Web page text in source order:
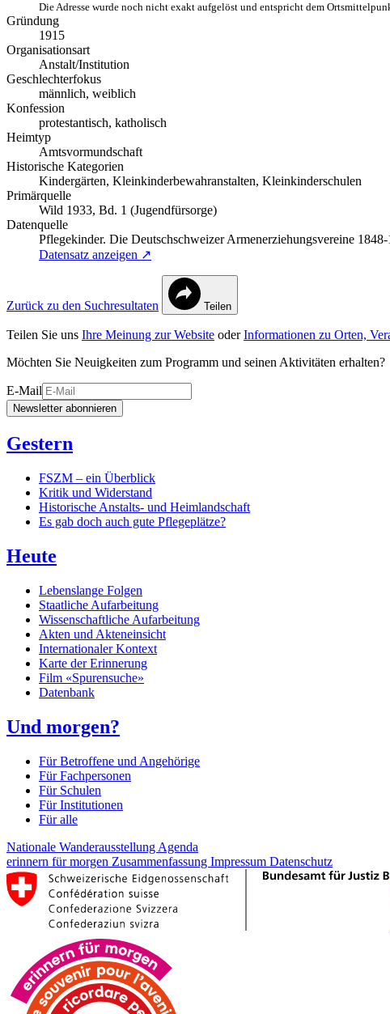
Die Adresse wurde noch nicht exakt aufgelöst und entspricht dem
Gründung
1915
Organisationsart
Anstalt/Institution
Geschlechterfokus
männlich, weiblich
Konfession
protestantisch, katholisch
Heimtyp
Amtsvormundschaft
Historische Kategorien
Kindergärten, Kleinkinderbewahranstalten, Kleinkinderschulen
Primärquelle
Wild 1933, Bd. 1 (Jugendfürsorge)
Datenquelle
Pflegekinder. Die Deutschschweizer Armenerziehungsvereine
Datensatz anzeigen ↗
Zurück zu den Suchresultaten Teilen
Teilen Sie uns Ihre Meinung zur Website oderInformationen zu Orten,
Möchten Sie Neuigkeiten zum Programm und seinen Aktivitäten erhalten?
E-Mail
Newsletter abonnieren
Gestern
FSZM – ein Überblick
Kritik und Widerstand
Historische Anstalts- und Heimlandschaft
Es gab doch auch gute Pflegeplätze?
Heute
Lebenslange Folgen
Staatliche Aufarbeitung
Wissenschaftliche Aufarbeitung
Akten und Akteneinsicht
Internationaler Kontext
Karte der Erinnerung
Film «Spurensuche»
Datenbank
Und morgen?
Für Betroffene und Angehörige
Für Fachpersonen
Für Schulen
Für Institutionen
Für alle
Nationale Wanderausstellung Agenda
erinnern für morgen Zusammenfassung Impressum Datenschutz